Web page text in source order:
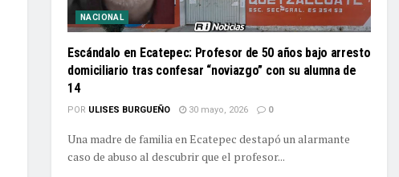
NACIONAL
Escándalo en Ecatepec: Profesor de 50 años bajo arresto
domiciliario tras confesar “noviazgo” con su alumna de
14
POR ULISES BURGUEÑO 30 mayo, 2026 0
Una madre de familia en Ecatepec destapó un alarmante
caso de abuso al descubrir que el profesor...